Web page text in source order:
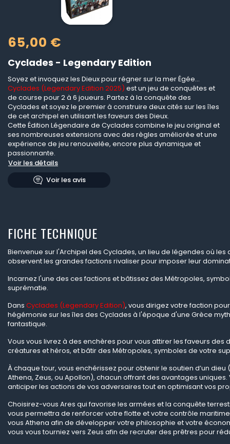
65,00 €
Cyclades - Legendary Edition
Soyez et invoquez les Dieux pour régner sur la mer Égée...
Cyclades (Legendary Edition 2025) est un jeu de conquêtes et
de course pour 2 à 6 joueurs. Partez à la conquête des
Cyclades et soyez le premier à construire deux cités sur les îles
de cet archipel en utilisant les faveurs des Dieux.
Cette Édition Légendaire de Cyclades combine le jeu original et
ses nombreuses extensions avec des règles améliorée et une
expérience de jeu renouvelée, encore plus dynamique et
passionnante.
Voir les détails
Voir les avis
FICHE TECHNIQUE
Bienvenue sur l'Archipel des Cyclades, un lieu de légendes où les
observent les grandes factions rivaliser pour imposer leur
Incarnez l'une des ces factions et bâtissez des Métropoles,
suprématie.
Dans Cyclades (Legendary Edition), vous dirigez votre faction
hégémonie sur les îles des Cyclades à l'époque d'une Grèce
fantastique.
Vous vous livrez à des enchères pour vous attirer les faveurs des
créatures et héros, et bâtir des Métropoles, symboles de votre
À chaque tour, vous enchérissez pour obtenir le soutien d’un dieu
Athena, Zeus, ou Apollon), chacun offrant des avantages
anticiper les actions de vos adversaires tout en optimisant vos
Choisirez-vous Ares qui favorise les armées et la conquête
vous permettra de renforcer votre flotte et votre contrôle
vous Athena afin de développer votre philosophie et votre
vous vous tourniez vers Zeus afin de recruter des prêtres pour